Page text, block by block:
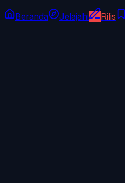
Beranda Jelajahi Rilis